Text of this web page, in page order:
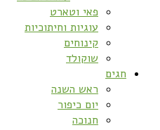
פאי וטארט
עוגיות וחיתוכיות
קינוחים
שוקולד
חגים
ראש השנה
יום כיפור
חנוכה